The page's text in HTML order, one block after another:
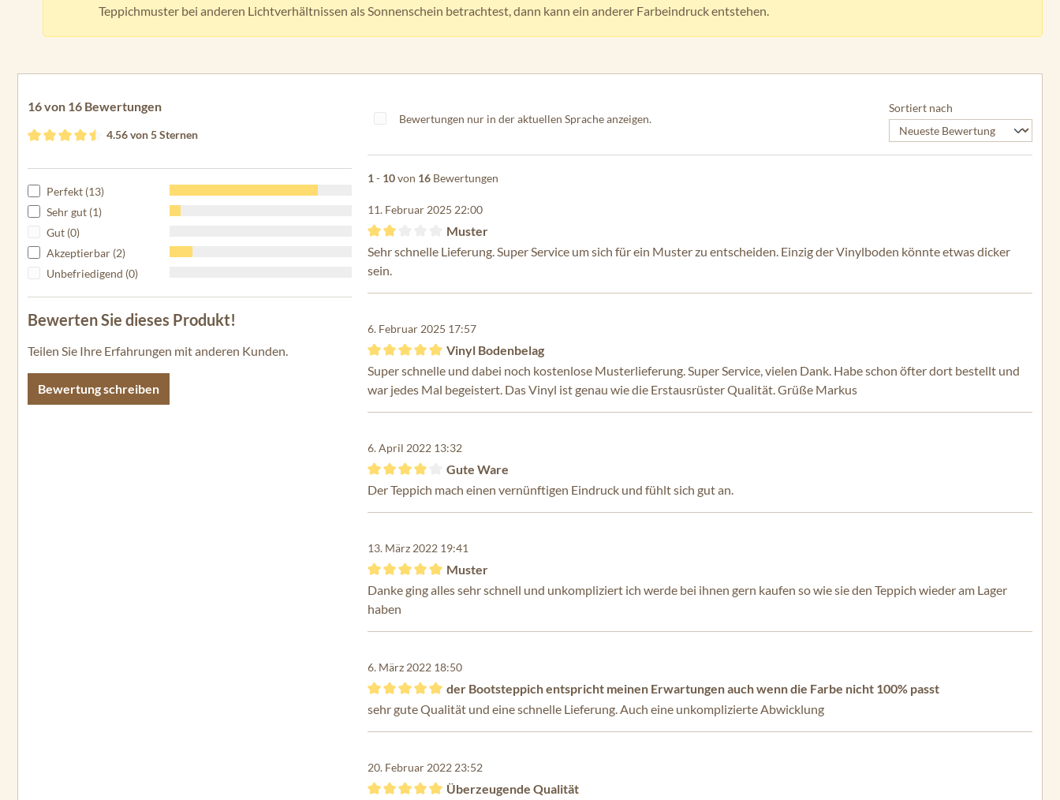
Teppichmuster bei anderen Lichtverhältnissen als Sonnenschein betrachtest, dann kann ein anderer Farbeindruck entstehen.
16 von 16 Bewertungen
4.56 von 5 Sternen
Perfekt (13)
Sehr gut (1)
Gut (0)
Akzeptierbar (2)
Unbefriedigend (0)
Bewerten Sie dieses Produkt!
Teilen Sie Ihre Erfahrungen mit anderen Kunden.
Bewertung schreiben
Bewertungen nur in der aktuellen Sprache anzeigen.
Sortiert nach
1 - 10von 16 Bewertungen
11. Februar 2025 22:00
Bewertung mit 2 von 5 Sternen
Muster
Sehr schnelle Lieferung. Super Service um sich für ein Muster zu entscheiden. Einzig der Vinylboden könnte etwas dicker
sein.
6. Februar 2025 17:57
Bewertung mit 5 von 5 Sternen
Vinyl Bodenbelag
Super schnelle und dabei noch kostenlose Musterlieferung. Super Service, vielen Dank. Habe schon öfter dort bestellt und
war jedes Mal begeistert. Das Vinyl ist genau wie die Erstausrüster Qualität. Grüße Markus
6. April 2022 13:32
Bewertung mit 4 von 5 Sternen
Gute Ware
Der Teppich mach einen vernünftigen Eindruck und fühlt sich gut an.
13. März 2022 19:41
Bewertung mit 5 von 5 Sternen
Muster
Danke ging alles sehr schnell und unkompliziert ich werde bei ihnen gern kaufen so wie sie den Teppich wieder am Lager
haben
6. März 2022 18:50
Bewertung mit 5 von 5 Sternen
der Bootsteppich entspricht meinen Erwartungen auch wenn die Farbe nicht 100% passt
sehr gute Qualität und eine schnelle Lieferung. Auch eine unkomplizierte Abwicklung
20. Februar 2022 23:52
Überzeugende Qualität